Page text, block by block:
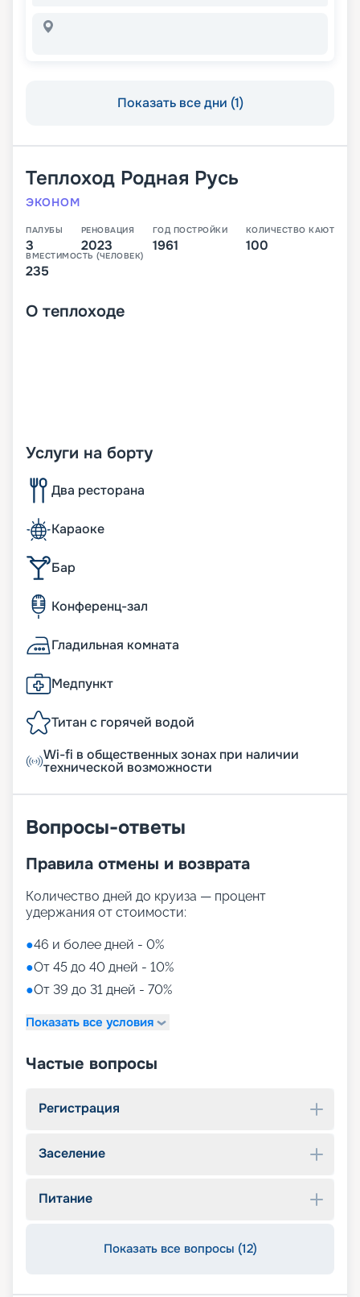
Показать все дни (1)
Теплоход Родная Русь
ЭКОНОМ
ПАЛУБЫ
3
РЕНОВАЦИЯ
2023
ГОД ПОСТРОЙКИ
1961
КОЛИЧЕСТВО КАЮТ
100
ВМЕСТИМОСТЬ (ЧЕЛОВЕК)
235
О теплоходе
Услуги на борту
Два ресторана
Караоке
Бар
Конференц-зал
Гладильная комната
Медпункт
Титан с горячей водой
Wi-fi в общественных зонах при наличии
технической возможности
Вопросы-ответы
Правила отмены и возврата
Количество дней до круиза — процент
удержания от стоимости:
●46 и более дней - 0%
●От 45 до 40 дней - 10%
●От 39 до 31 дней - 70%
Показать все условия
Частые вопросы
Регистрация
Заселение
Питание
Показать все вопросы (12)